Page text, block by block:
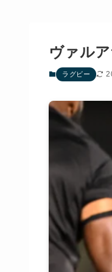
ヴァル
ラグビー